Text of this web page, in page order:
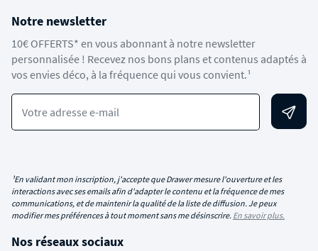
Notre newsletter
10€ OFFERTS* en vous abonnant à notre newsletter
personnalisée ! Recevez nos bons plans et contenus adaptés à
vos envies déco, à la fréquence qui vous convient.¹
Votre adresse e-mail
¹En validant mon inscription, j'accepte que Drawer mesure l'ouverture et les
interactions avec ses emails afin d'adapter le contenu et la fréquence de mes
communications, et de maintenir la qualité de la liste de diffusion. Je peux
modifier mes préférences à tout moment sans me désinscrire. En savoir plus.
Nos réseaux sociaux